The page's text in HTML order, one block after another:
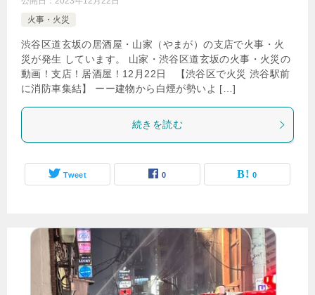
火事・火災
渋谷区道玄坂の居酒屋・山家（やまが）の支店で火事・火
災が発生 しています。 山家・渋谷区道玄坂の火事・火災の
動画！支店！居酒屋！12月22日 【渋谷区で火災 渋谷駅前
に消防車集結】 ーー建物から白煙が勢いよ […]
続きを読む
Tweet 0 0